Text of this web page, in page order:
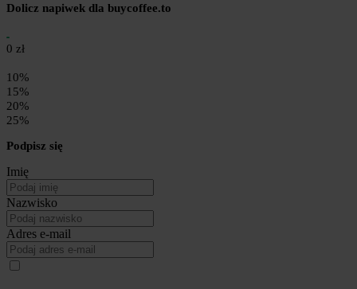
Dolicz napiwek dla buycoffee.to
0 zł
10%
15%
20%
25%
Podpisz się
Imię
Nazwisko
Adres e-mail